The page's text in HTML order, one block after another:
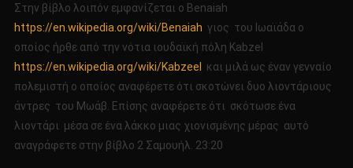
Στην βίβλο λοιπόν εμφανίζεται ο Benaiah
https://en.wikipedia.org/wiki/Benaiah γιος του Ιωαϊάδα ο
οποίος ήρθε από την νότια ιουδαϊκή πόλη Kabzel
https://en.wikipedia.org/wiki/Kabzeel
και μιλά ως έναν γενναίο
πολεμιστή ο οποίος αναφέρετε ότι σκοτώνει δυο λιοντάριους
άντρες του Μωάβ. Επίσης αναφέρετε ότι σκότωσε ένα
λιοντάρι μέσα σε ένα λάκκο μιας χιονισμένης μέρας αυτό
αναγράφετε στην βίβλο 2 Σαμουήλ. 23:20